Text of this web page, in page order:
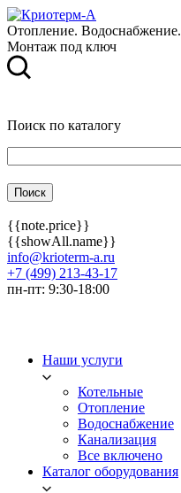
Отопление. Водоснабжение.
Монтаж под ключ
Поиск по каталогу
{{note.price}}
{{showAll.name}}
info@krioterm-a.ru
+7 (499) 213-43-17
пн-пт: 9:30-18:00
Наши услуги
Котельные
Отопление
Водоснабжение
Канализация
Все включено
Каталог оборудования